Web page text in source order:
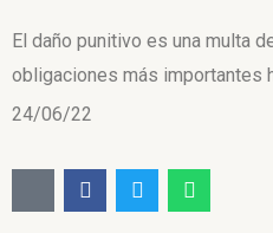
El daño punitivo es una multa
obligaciones más importantes
24/06/22